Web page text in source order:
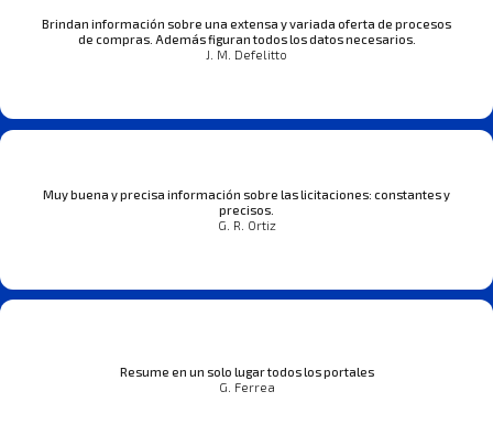
Brindan información sobre una extensa y variada oferta de procesos
de compras. Además figuran todos los datos necesarios.
J. M. Defelitto
Muy buena y precisa información sobre las licitaciones: constantes y
precisos.
G. R. Ortiz
Resume en un solo lugar todos los portales
G. Ferrea